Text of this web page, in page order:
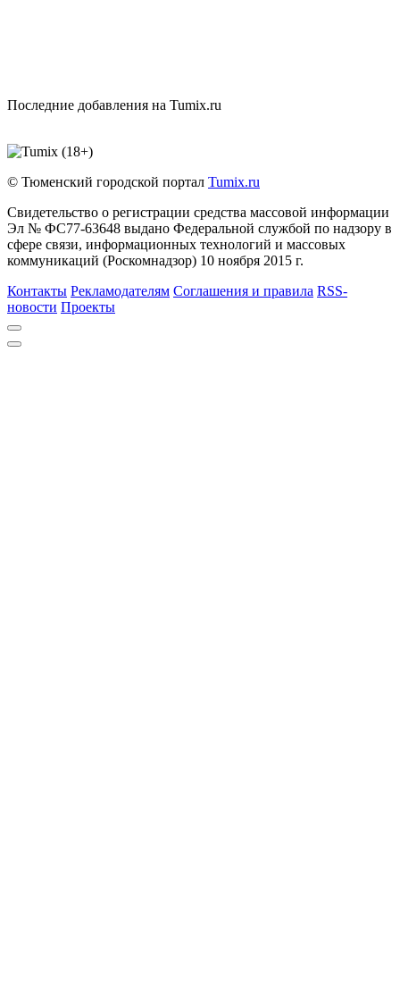
Последние добавления на Tumix.ru
© Тюменский городской портал Tumix.ru
Свидетельство о регистрации средства массовой информации
Эл № ФС77-63648 выдано Федеральной службой по надзору в
сфере связи, информационных технологий и массовых
коммуникаций (Роскомнадзор) 10 ноября 2015 г.
Контакты Рекламодателям Соглашения и правила RSS-
новости Проекты